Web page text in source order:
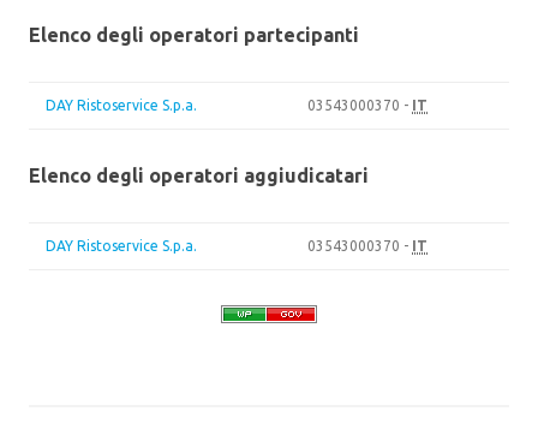
Elenco degli operatori partecipanti
DAY Ristoservice S.p.a. 03543000370 - IT
Elenco degli operatori aggiudicatari
DAY Ristoservice S.p.a. 03543000370 - IT